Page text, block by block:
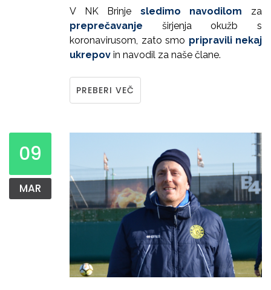
V NK Brinje sledimo navodilom za
preprečavanje širjenja okužb s
koronavirusom, zato smo pripravili nekaj
ukrepov in navodil za naše člane.
PREBERI VEČ
09
MAR